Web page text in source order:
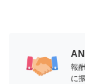
報
に